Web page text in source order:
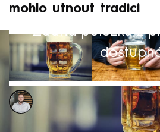
mohlo utnout tradici
Žádná položka z
Ladislav Šustr
14. kvě 2026, 12:06